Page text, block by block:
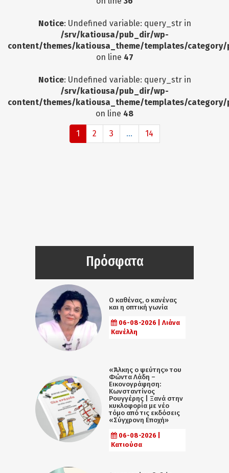
Notice: Undefined variable: query_str in
/srv/katiousa/pub_dir/wp-
content/themes/katiousa_theme/templates/
on line 47
Notice: Undefined variable: query_str in
/srv/katiousa/pub_dir/wp-
content/themes/katiousa_theme/templates/
on line 48
1 2 3 ... 14
Πρόσφατα
Ο καθένας, ο κανένας
και η οπτική γωνία
06-08-2026 | Λιάνα
Κανέλλη
«Άλκης ο ψεύτης» του
Φώντα Λάδη –
Εικονογράφηση:
Κωνσταντίνος
Ρουγγέρης | Ξανά στην
κυκλοφορία με νέο
τόμο από τις εκδόσεις
«Σύγχρονη Εποχή»
06-08-2026 |
Κατιούσα